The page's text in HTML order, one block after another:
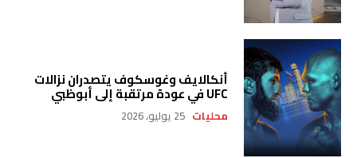
أنكالايف وغوسكوف يتصدران نزالات
UFC في عودة مرتقبة إلى أبوظبي
محليات 25 يوليو، 2026